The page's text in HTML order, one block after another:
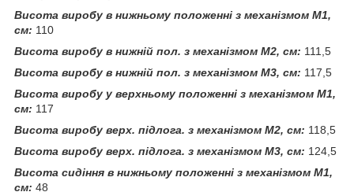
Висота виробу в нижньому положенні з механізмом М1,
см: 110
Висота виробу в нижній пол. з механізмом М2, см: 111,5
Висота виробу в нижній пол. з механізмом М3, см: 117,5
Висота виробу у верхньому положенні з механізмом М1,
см: 117
Висота виробу верх. підлога. з механізмом М2, см: 118,5
Висота виробу верх. підлога. з механізмом М3, см: 124,5
Висота сидіння в нижньому положенні з механізмом М1,
см: 48